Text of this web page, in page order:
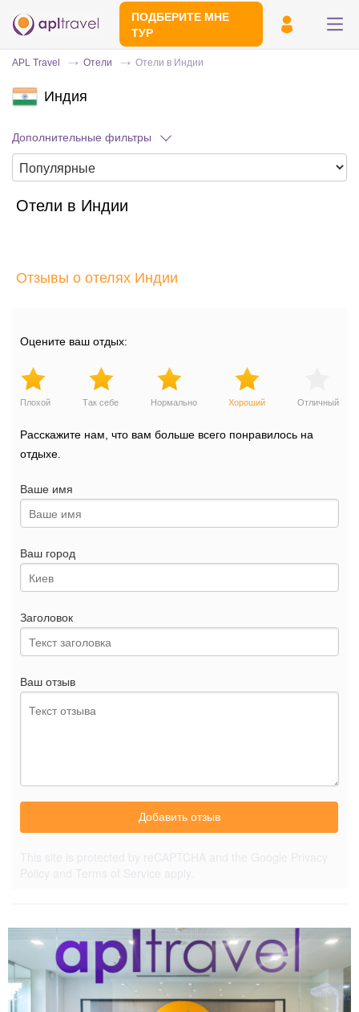
ПОДБЕРИТЕ МНЕ
ТУР
минут
APL Travel Отели Отели в Индии
Индия
Дополнительные фильтры
Отели в Индии
Отзывы о отелях Индии
Оцените ваш отдых:
Плохой Так себе Нормально Хороший Отличный
Расскажите нам, что вам больше всего понравилось на
отдыхе.
Ваше имя
Ваш город
Заголовок
Ваш отзыв
Добавить отзыв